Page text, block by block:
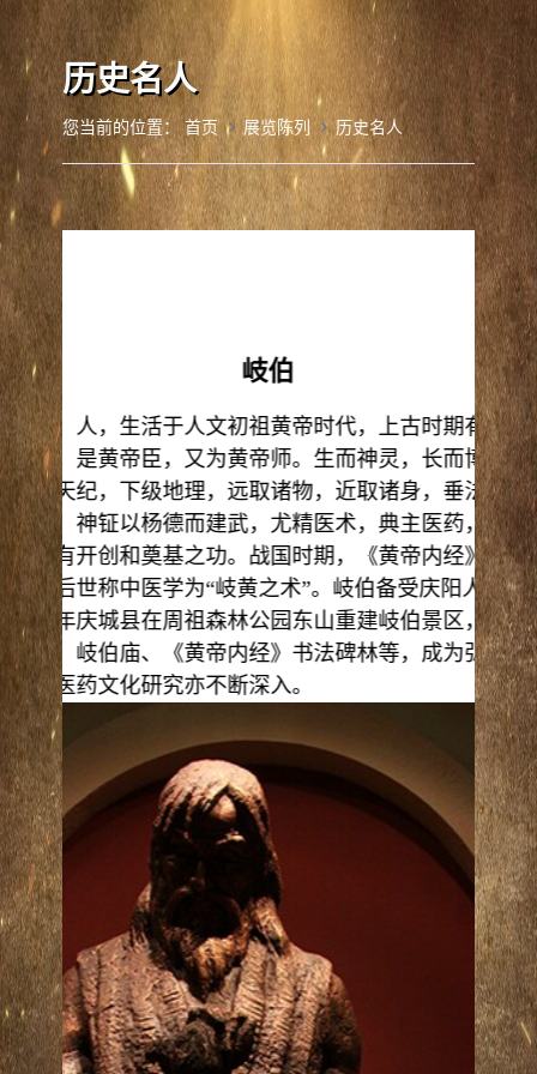
历史名人
您当前的位置： 首页 展览陈列 历史名人
岐伯
城县）人，生活于人文初祖黄帝时代，上古时期有成就
基者。是黄帝臣，又为黄帝师。生而神灵，长而博识，
上穷天纪，下级地理，远取诸物，近取诸身，垂法以福
灵髀、神钲以杨德而建武，尤精医术，典主医药，与黄
药学有开创和奠基之功。战国时期，《黄帝内经》问世
典，后世称中医学为“岐黄之术”。岐伯备受庆阳人民尊
2003 年庆城县在周祖森林公园东山重建岐伯景区，主
雕像、岐伯庙、《黄帝内经》书法碑林等，成为弘扬古
岐伯医药文化研究亦不断深入。